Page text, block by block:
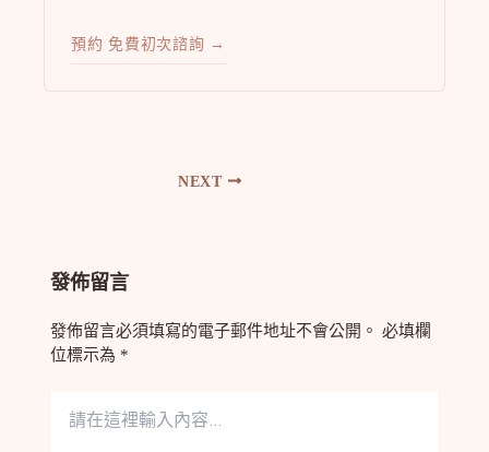
預約 免費初次諮詢 →
NEXT
發佈留言
發佈留言必須填寫的電子郵件地址不會公開。 必填欄
位標示為 *